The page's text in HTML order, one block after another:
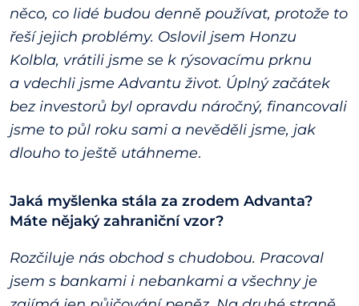
něco, co lidé budou denně používat, protože to
řeší jejich problémy. Oslovil jsem Honzu
Kolbla, vrátili jsme se k rýsovacímu prknu
a vdechli jsme Advantu život. Úplný začátek
bez investorů byl opravdu náročný, financovali
jsme to půl roku sami a nevěděli jsme, jak
dlouho to ještě utáhneme.
Jaká myšlenka stála za zrodem Advanta?
Máte nějaký zahraniční vzor?
Rozčiluje nás obchod s chudobou. Pracoval
jsem s bankami i nebankami a všechny je